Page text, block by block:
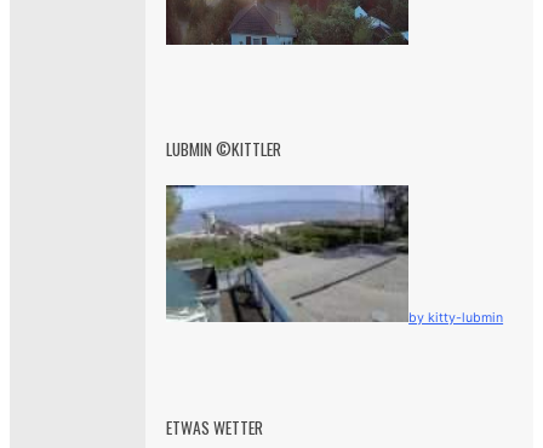
LUBMIN ©KITTLER
by kitty-lubmin
ETWAS WETTER